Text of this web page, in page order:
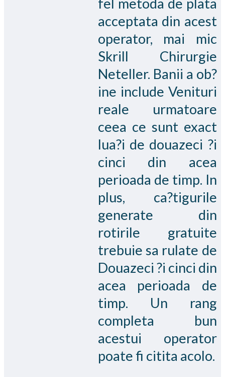
acceptata din acest
operator, mai mic
Skrill Chirurgie
Neteller. Banii a ob?
ine include Venituri
reale urmatoare
ceea ce sunt exact
lua?i de douazeci ?i
cinci din acea
perioada de timp. In
plus, ca?tigurile
generate din
rotirile gratuite
trebuie sa rulate de
Douazeci ?i cinci din
acea perioada de
timp. Un rang
completa bun
acestui operator
poate fi citita acolo.